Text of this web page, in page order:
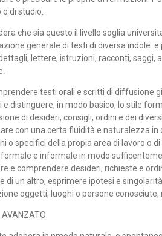
o di studio.
che sia questo il livello soglia
generale di testi di diversa indole
lettere, istruzioni, racconti, saggi,
testi orali e scritti di diffusione
e distinguere, in modo basico, lo stile
di desideri, consigli, ordini e dei
con una certa fluidità e naturalezza
o specifici della propia area di lavoro o
e informale in modo
e comprendere desideri, richieste e
di un altro, esprimere ipotesi e
oggetti, luoghi o persone conosciute,
AVANZATO